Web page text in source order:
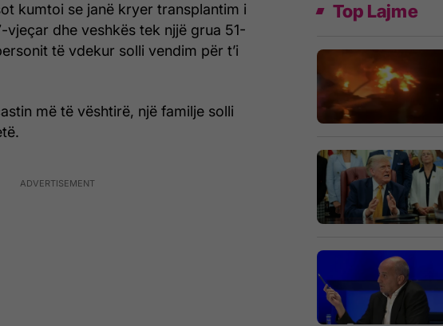
kumtoi se janë kryer transplantim i
dhe veshkës tek njjë grua 51-
të vdekur solli vendim për t’i
më të vështirë, një familje solli
Top Lajme